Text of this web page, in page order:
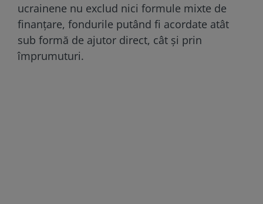
ucrainene nu exclud nici formule mixte de
finanțare, fondurile putând fi acordate atât
sub formă de ajutor direct, cât și prin
împrumuturi.